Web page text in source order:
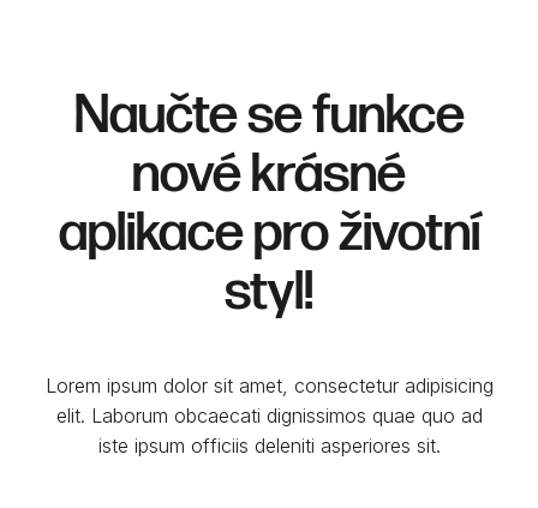
Naučte se funkce
novékrásné
aplikace pro životní
styl!
Lorem ipsum dolor sit amet, consectetur adipisicing
elit. Laborum obcaecati dignissimos quae quo ad
iste ipsum officiis deleniti asperiores sit.